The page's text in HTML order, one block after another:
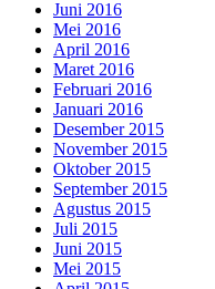
Juni 2016
Mei 2016
April 2016
Maret 2016
Februari 2016
Januari 2016
Desember 2015
November 2015
Oktober 2015
September 2015
Agustus 2015
Juli 2015
Juni 2015
Mei 2015